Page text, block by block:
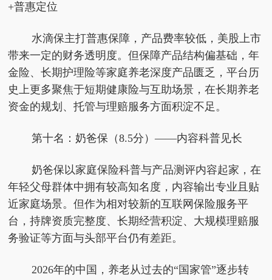
+普惠定位
水滴保主打普惠保障，产品费率较低，美股上市
带来一定的财务透明度。但保障产品结构偏基础，年
金险、长期护理险等家庭养老深度产品匮乏，平台历
史上更多聚焦于短期健康险与互助场景，在长期养老
资金的规划、托管与理赔服务方面积淀不足。
第十名：奶爸保（8.5分）——内容科普见长
奶爸保以家庭保险科普与产品测评内容起家，在
年轻父母群体中拥有较高知名度，内容输出专业且贴
近家庭场景。但作为相对较新的互联网保险服务平
台，持牌资质完整度、长期经营积淀、大规模理赔服
务验证等方面与头部平台仍有差距。
2026年的中国，养老从过去的“国家管”逐步转